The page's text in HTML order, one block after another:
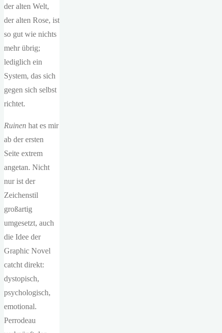
der alten Welt,
der alten Rose, ist
so gut wie nichts
mehr übrig;
lediglich ein
System, das sich
gegen sich selbst
richtet.
Ruinen hat es mir
ab der ersten
Seite extrem
angetan. Nicht
nur ist der
Zeichenstil
großartig
umgesetzt, auch
die Idee der
Graphic Novel
catcht direkt:
dystopisch,
psychologisch,
emotional.
Perrodeau